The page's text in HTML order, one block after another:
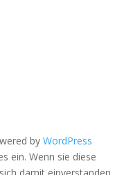
by WordPress
ein. Wenn sie diese